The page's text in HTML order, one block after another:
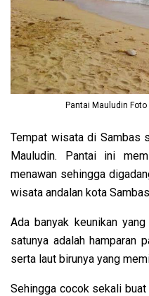
Pantai Mauludin Foto
Tempat wisata di Sambas
Mauludin. Pantai ini
menawan sehingga
wisata andalan kota
Ada banyak keunikan
satunya adalah hamparan
serta laut birunya yang
Sehingga cocok sekali